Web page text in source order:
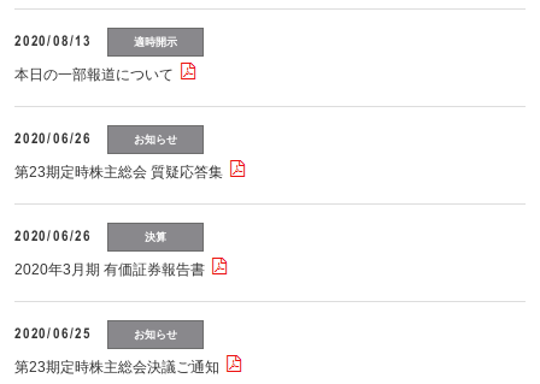
2020/08/13 適時開示
本日の一部報道について
2020/06/26 お知らせ
第23期定時株主総会 質疑応答集
2020/06/26 決算
2020年3月期 有価証券報告書
2020/06/25 お知らせ
第23期定時株主総会決議ご通知